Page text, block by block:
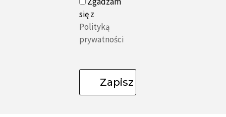
się z
Polityką
prywatności